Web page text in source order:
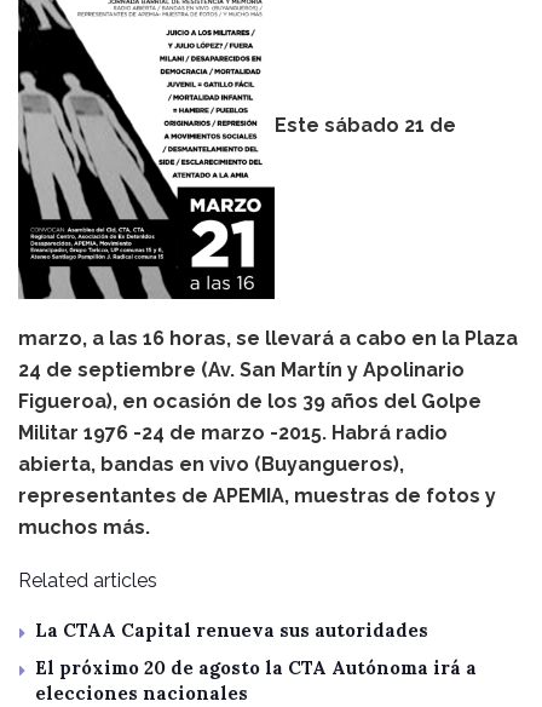
Este sábado 21 de
marzo, a las 16 horas, se llevará a cabo en la Plaza
24 de septiembre (Av. San Martín y Apolinario
Figueroa), en ocasión de los 39 años del Golpe
Militar 1976 -24 de marzo -2015. Habrá radio
abierta, bandas en vivo (Buyangueros),
representantes de APEMIA, muestras de fotos y
muchos más.
Related articles
La CTAA Capital renueva sus autoridades
El próximo 20 de agosto la CTA Autónoma irá a
elecciones nacionales